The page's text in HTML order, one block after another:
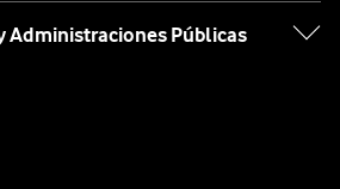
Administraciones Públicas